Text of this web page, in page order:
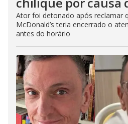
Ator foi detonado após reclamar
McDonald’s teria encerrado o
antes do horário